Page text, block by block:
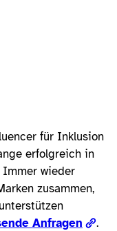
für Inklusion
erfolgreich in
wieder
zusammen,
Anfragen .